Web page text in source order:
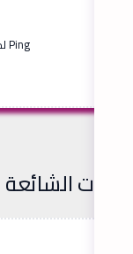
Ping لموقع ويب، خادم أو منفذ.
الشائعة